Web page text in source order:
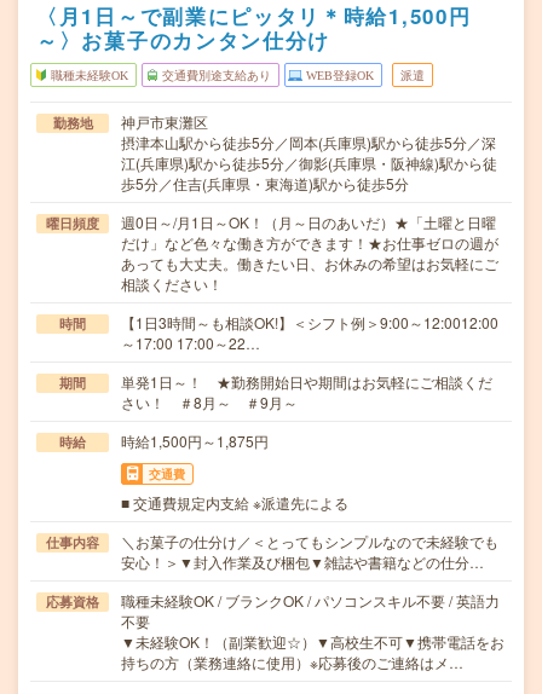
〈月1日～で副業にピッタリ＊時給1,500円
～〉お菓子のカンタン仕分け
職種未経験OK 交通費別途支給あり WEB登録OK 派遣
勤務地
神戸市東灘区
摂津本山駅から徒歩5分／岡本(兵庫県)駅から徒歩5分／深
江(兵庫県)駅から徒歩5分／御影(兵庫県・阪神線)駅から徒
歩5分／住吉(兵庫県・東海道)駅から徒歩5分
曜日頻度
週0日～/月1日～OK！（月～日のあいだ）★「土曜と日曜
だけ」など色々な働き方ができます！★お仕事ゼロの週が
あっても大丈夫。働きたい日、お休みの希望はお気軽にご
相談ください！
時間
【1日3時間～も相談OK!】＜シフト例＞9:00～12:0012:00
～17:00 17:00～22…
期間
単発1日～！ ★勤務開始日や期間はお気軽にご相談くだ
さい！ ＃8月～ ＃9月～
時給 時給1,500円～1,875円
交通費
■ 交通費規定内支給 ※派遣先による
仕事内容
＼お菓子の仕分け／＜とってもシンプルなので未経験でも
安心！＞▼封入作業及び梱包▼雑誌や書籍などの仕分…
応募資格
職種未経験OK / ブランクOK / パソコンスキル不要 / 英語力
不要
▼未経験OK！（副業歓迎☆）▼高校生不可▼携帯電話をお
持ちの方（業務連絡に使用）※応募後のご連絡はメ…